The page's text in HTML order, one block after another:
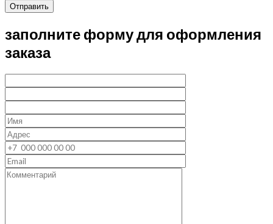
Отправить
заполните форму для оформления
заказа